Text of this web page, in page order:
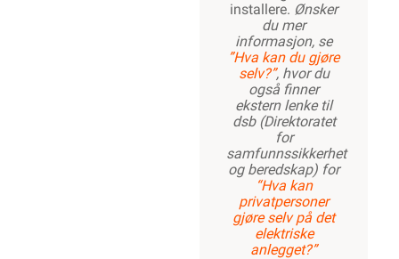
installere. Ønsker
du mer
informasjon, se
”Hva kan du gjøre
selv?”, hvor du
også finner
ekstern lenke til
dsb (Direktoratet
for
samfunnssikkerhet
og beredskap) for
“Hva kan
privatpersoner
gjøre selv på det
elektriske
anlegget?”